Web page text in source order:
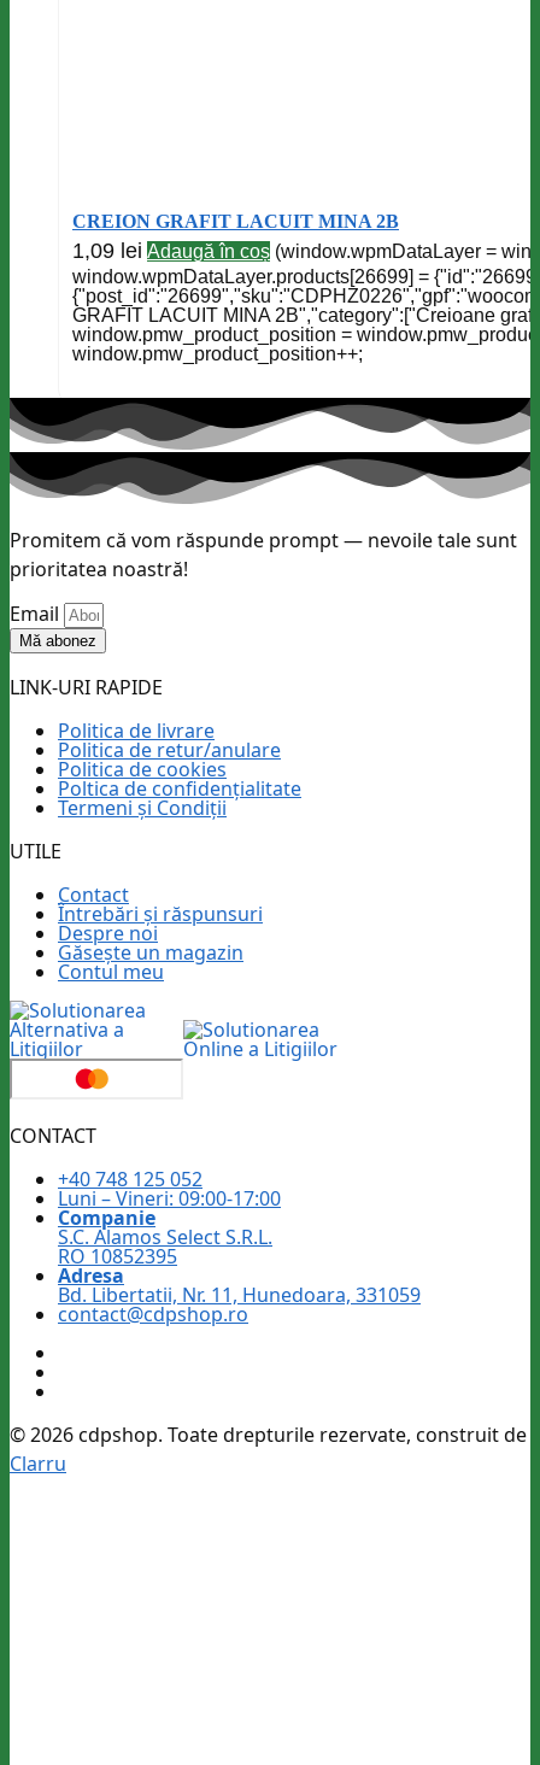
CREION GRAFIT LACUIT MINA 2B
1,09 lei Adaugă în coș (window.wpmDataLayer =
window.wpmDataLayer.products[26699] =
GRAFIT LACUIT MINA 2B","category":["Creioane
window.pmw_product_position =
window.pmw_product_position++;
Promitem că vom răspunde prompt — nevoile tale sunt
prioritatea noastră!
Email
Mă abonez
LINK-URI RAPIDE
Politica de livrare
Politica de retur/anulare
Politica de cookies
Poltica de confidențialitate
Termeni și Condiții
UTILE
Contact
Întrebări și răspunsuri
Despre noi
Găsește un magazin
Contul meu
CONTACT
+40 748 125 052
Luni – Vineri: 09:00-17:00
Companie
S.C. Alamos Select S.R.L.
RO 10852395
Adresa
Bd. Libertatii, Nr. 11, Hunedoara, 331059
contact@cdpshop.ro
© 2026 cdpshop. Toate drepturile rezervate, construit de
Clarru